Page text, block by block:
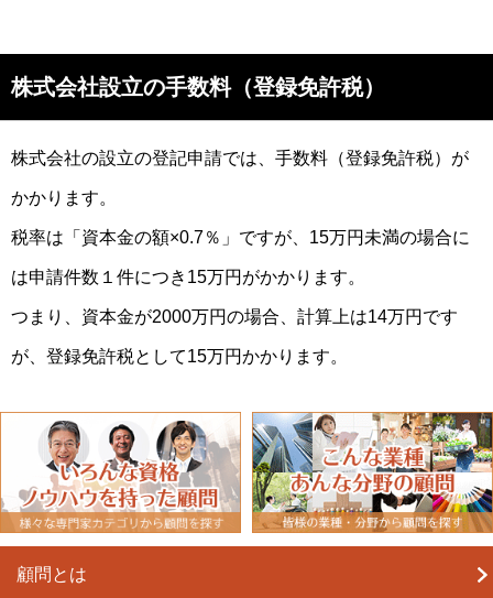
株式会社設立の手数料（登録免許税）
株式会社の設立の登記申請では、手数料（登録免許税）が
かかります。
税率は「資本金の額×0.7％」ですが、15万円未満の場合に
は申請件数１件につき15万円がかかります。
つまり、資本金が2000万円の場合、計算上は14万円です
が、登録免許税として15万円かかります。
顧問とは